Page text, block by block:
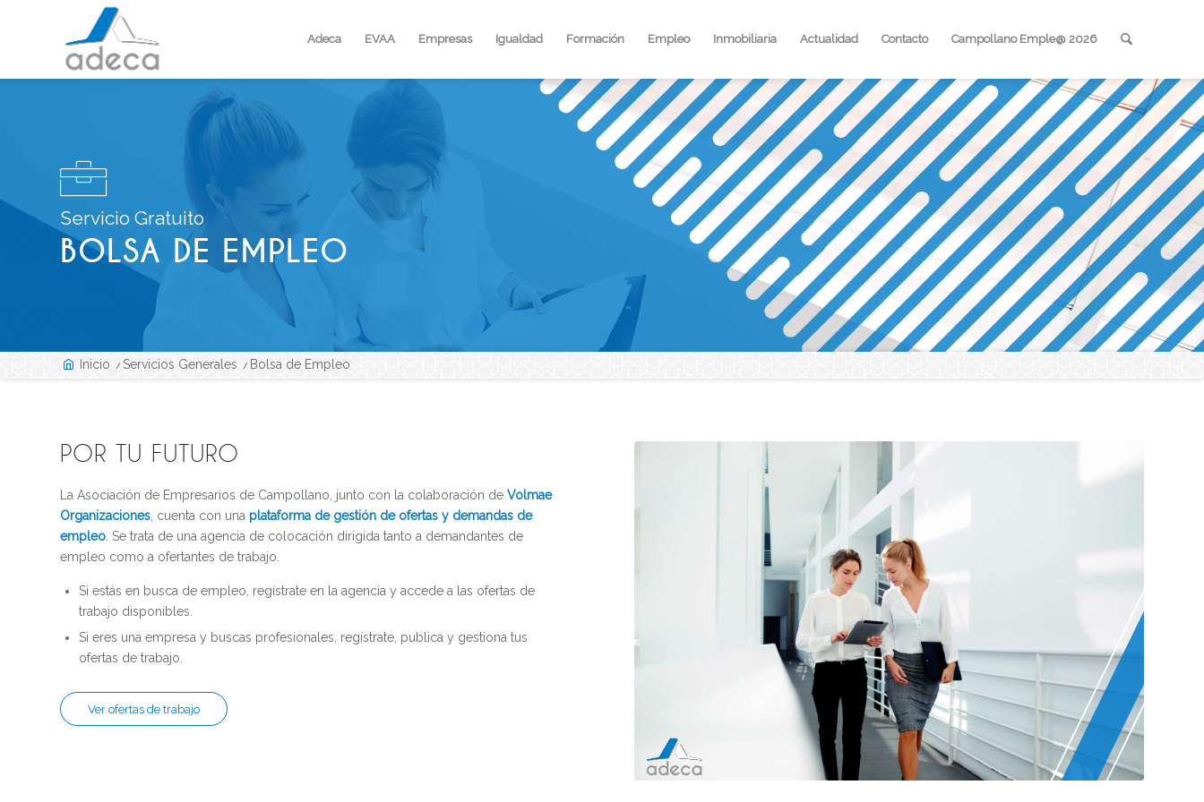
Adeca EVAA Empresas Igualdad Formación Empleo Inmobiliaria Actualidad Contacto Campollano Emple@ 2026
Servicio Gratuito
BOLSA DE EMPLEO
Inicio /Servicios Generales / Bolsa de Empleo
POR TU FUTURO
La Asociación de Empresarios de Campollano, junto con la colaboración de Volmae
Organizaciones , cuenta con una plataforma de gestión de ofertas y demandas de
empleo . Se trata de una agencia de colocación dirigida tanto a demandantes de
empleo como a ofertantes de trabajo.
Si estás en busca de empleo, regístrate en la agencia y accede a las ofertas de
trabajo disponibles.
Si eres una empresa y buscas profesionales, regístrate, publica y gestiona tus
ofertas de trabajo.
Ver ofertas de trabajo